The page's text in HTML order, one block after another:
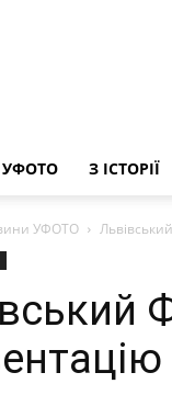
З ІСТОРІЇ
УФОТО